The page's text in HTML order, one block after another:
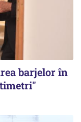
barjelor în